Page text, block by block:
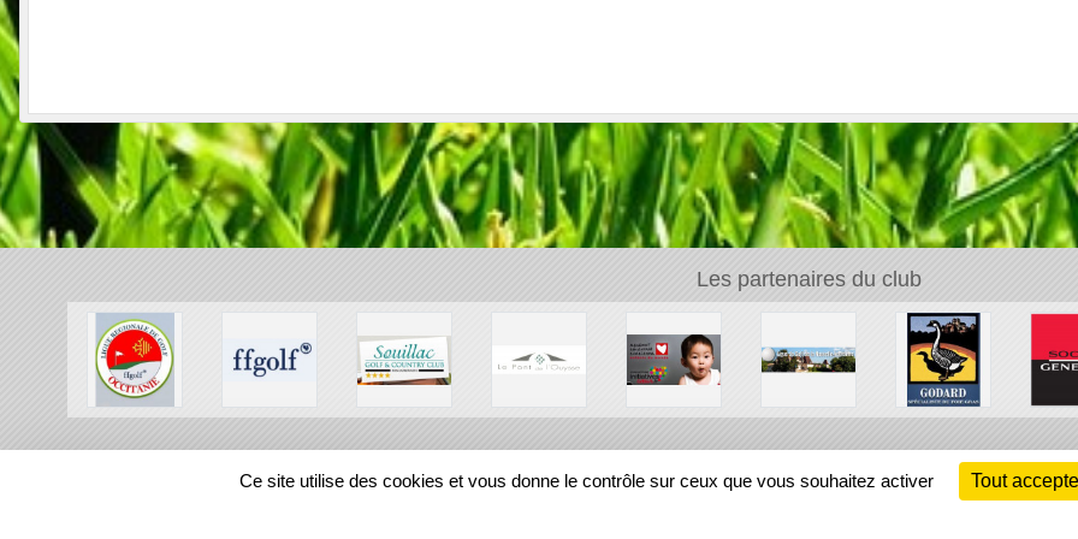
Les partenaires du club
REGIONS
Ce site utilise des cookies et vous donne le contrôle sur ceux que vous souhaitez activer Tout